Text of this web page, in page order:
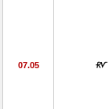
07.05